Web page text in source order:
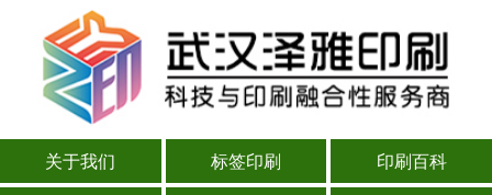
关于我们 标签印刷
印刷百科